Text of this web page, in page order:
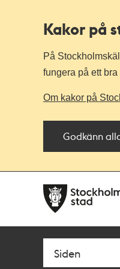
Kakor på
På
fungera på ett bra
Om kakor på
Godkänn
navigationen
huvudinnehållet
Sök